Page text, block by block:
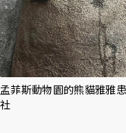
孟菲斯動物園的熊貓雅雅
社